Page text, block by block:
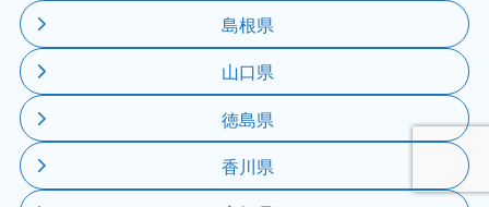
島根県
山口県
徳島県
香川県